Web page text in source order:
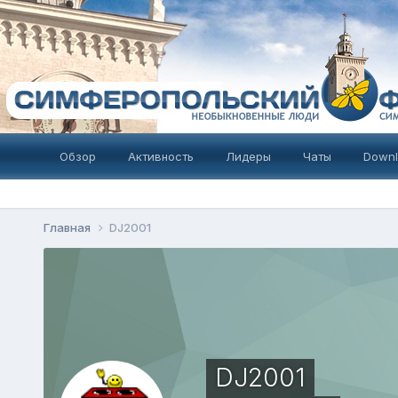
Обзор Активность Лидеры Чаты
Главная DJ2001
DJ2001